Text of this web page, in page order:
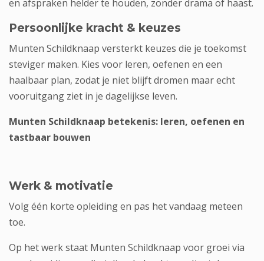
en afspraken helder te houden, zonder drama of haast.
Persoonlijke kracht & keuzes
Munten Schildknaap versterkt keuzes die je toekomst
steviger maken. Kies voor leren, oefenen en een
haalbaar plan, zodat je niet blijft dromen maar echt
vooruitgang ziet in je dagelijkse leven.
Munten Schildknaap betekenis: leren, oefenen en
tastbaar bouwen
Werk & motivatie
Volg één korte opleiding en pas het vandaag meteen
toe.
Op het werk staat Munten Schildknaap voor groei via